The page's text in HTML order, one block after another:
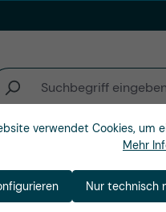
verwendet Cookies, um
Mehr
Nur technisch